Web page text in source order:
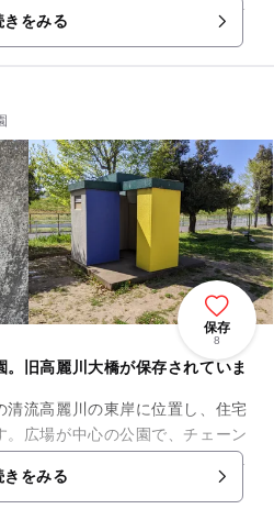
すももは貴陽や太陽など数々の品
きをみる
保存
8
旧高麗川大橋が保存されていま
清流高麗川の東岸に位置し、住宅
広場が中心の公園で、チェーン
と繋がったすべり台、ブラン
め...
きをみる